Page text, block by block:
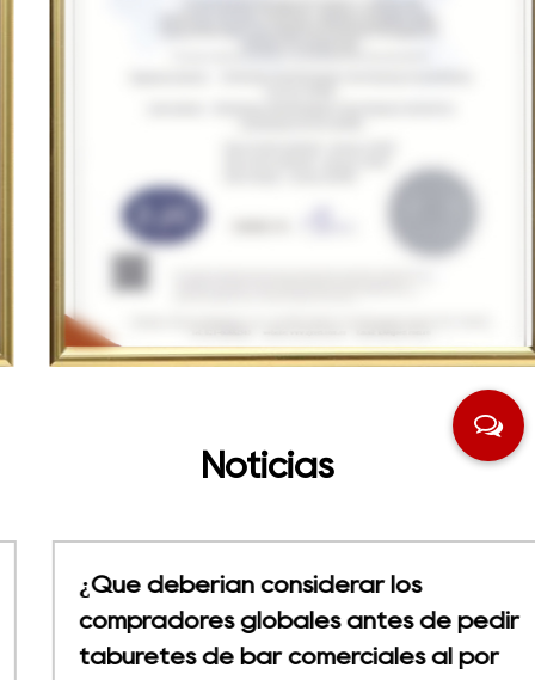
Noticias
¿Qué deberían considerar los
compradores globales antes de pedir
taburetes de bar comerciales al por